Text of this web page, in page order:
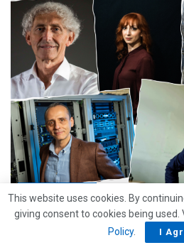
Premio Galileo 2026: la
This website uses cookies. By
giving consent to cookies being used.
Policy. I